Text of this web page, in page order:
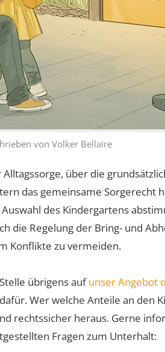
vonVolker Bellaire
über die
das gemeinsame Sorgerecht
des Kindergartens
die Regelung der Bring- und
Konflikte zu vermeiden.
übrigens aufunser Angebot
dafür. Wer welche Anteile an den
rechtssicher heraus. Gerne
Fragen zum Unterhalt: